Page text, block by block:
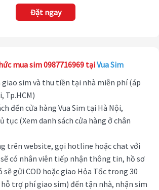
Đặt ngay
mua sim 0987716969 tạiVua Sim
giao sim và thu tiền tại nhà miễn phí (áp
Tp.HCM)
đến cửa hàng Vua Sim tại Hà Nội,
tục (Xem danh sách cửa hàng ở chân
trên website, gọi hotline hoặc chat với
sẽ có nhân viên tiếp nhận thông tin, hồ sơ
sẽ gửi COD hoặc giao Hỏa Tốc trong 30
trợ phí giao sim) đến tận nhà, nhận sim